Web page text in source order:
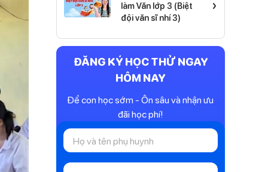
làm Văn lớp 3 (Biệt
đội văn sĩ nhí 3)
›
ĐĂNG KÝ HỌC THỬ NGAY
HÔM NAY
Để con học sớm - Ôn sâu và nhận ưu
đãi học phí!